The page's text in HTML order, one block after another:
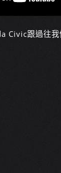
Civic跟過往